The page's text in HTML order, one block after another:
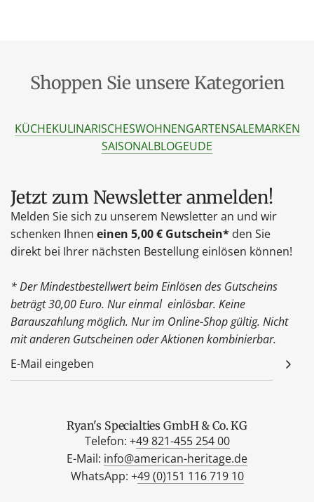
Shoppen Sie unsere Kategorien
KÜCHEKULINARISCHESWOHNENGARTENSALEMARKEN
SAISONALBLOGEUDE
Jetzt zum Newsletter anmelden!
Melden Sie sich zu unserem Newsletter an und wir
schenken Ihnen einen 5,00 € Gutschein* den Sie
direkt bei Ihrer nächsten Bestellung einlösen können!
* Der Mindestbestellwert beim Einlösen des Gutscheins
beträgt 30,00 Euro. Nur einmal einlösbar. Keine
Barauszahlung möglich. Nur im Online-Shop gültig. Nicht
mit anderen Gutscheinen oder Aktionen kombinierbar.
Ryan's Specialties GmbH & Co. KG
Telefon: +49 821-455 254 00
E-Mail: info@american-heritage.de
WhatsApp: +49 (0)151 116 719 10